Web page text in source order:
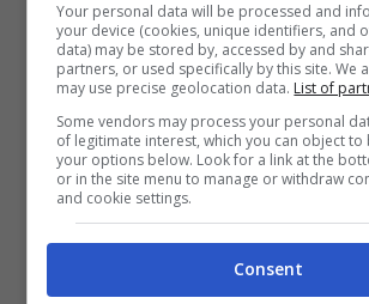
La giuria de La Pupa e il Secchione (Fonte:
I giurati saranno tre, due sono già
confermati, si tratta di
Federico
Your personal data will be processed and
your device (cookies, unique identifiers, and
data) may be stored by, accessed by and
partners, or used specifically by this site. We
may use precise geolocation data. List of
Some vendors may process your personal
of legitimate interest, which you can object to
your options below. Look for a link at the
or in the site menu to manage or withdraw
and cookie settings.
Consent